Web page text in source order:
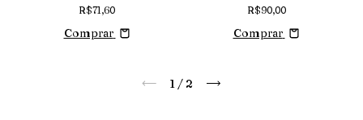
R$71,60
Comprar
R$90,00
Comprar
1 / 2